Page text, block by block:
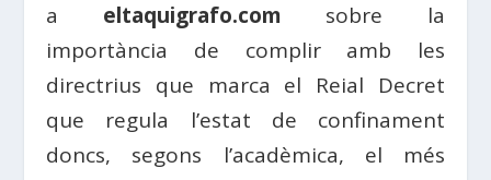
a eltaquigrafo.com sobre la
importància de complir amb les
directrius que marca el Reial Decret
que regula l’estat de confinament
doncs, segons l’acadèmica, el més